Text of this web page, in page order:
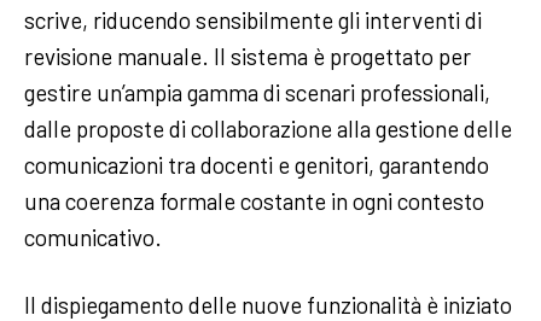
scrive, riducendo sensibilmente gli interventi di
revisione manuale. Il sistema è progettato per
gestire un’ampia gamma di scenari professionali,
dalle proposte di collaborazione alla gestione delle
comunicazioni tra docenti e genitori, garantendo
una coerenza formale costante in ogni contesto
comunicativo.
Il dispiegamento delle nuove funzionalità è iniziato